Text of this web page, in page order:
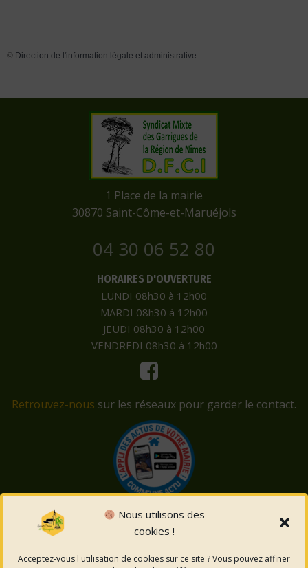
Nous utilisons des
cookies !
Acceptez-vous l'utilisation de cookies sur ce site ? Vous pouvez affiner
© Direction de l'information légale et administrative
​1 Place de la mairie
​30870 Saint-Côme-et-Maruéjols
04 30 06 52 80
HORAIRES D'OUVERTURE
LUNDI 08h30 à 12h00
MARDI 08h30 à 12h00
JEUDI 08h30 à 12h00
VENDREDI 08h30 à 12h00
Retrouvez-nous sur les réseaux pour garder le contact.
© 2026 Saint-Côme-et-Maruéjols. Un service proposé